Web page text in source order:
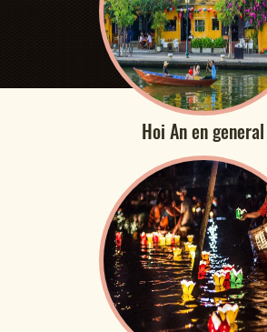
Hoi An en general